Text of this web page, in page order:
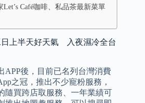
Café咖啡、私品茶最新菜單
日上半天好天氣 入夜濕冷全台
APP後，目前已名列台灣消費
之冠，推出不少寵粉服務，
隨買跨店取服務、一年業績可